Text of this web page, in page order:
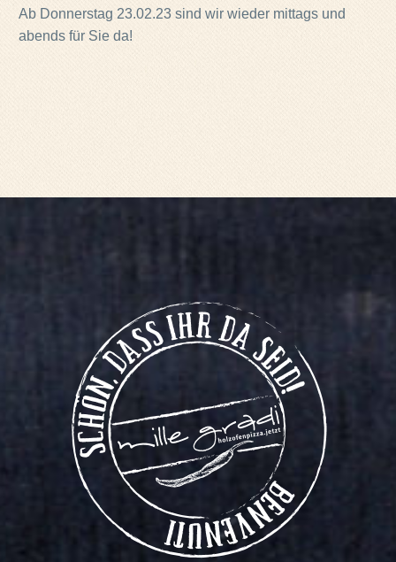
Ab Donnerstag 23.02.23 sind wir wieder mittags und
abends für Sie da!